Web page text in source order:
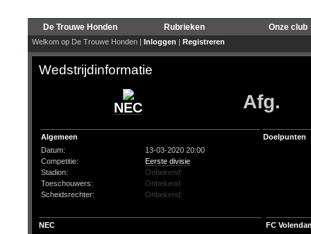
De Trouwe Honden Rubrieken Onze club
Welkom op De Trouwe Honden | Inloggen | Registreren
Wedstrijdinformatie
NEC Afg.
Algemeen
Datum:
13-03-2020 20:00
Competitie:
Eerste divisie
Stadion:
Onbekend
Toeschouwers:
Onbekend
Scheidsrechter:
Onbekend
Doelpunten
NEC FC